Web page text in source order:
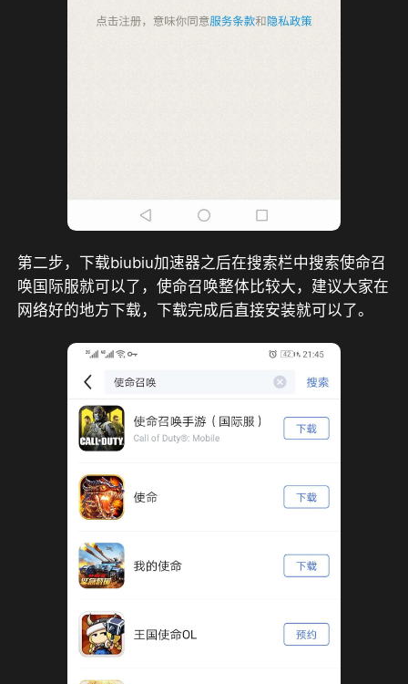
第二步，下载biubiu加速器之后在搜索栏中搜索使命召
唤国际服就可以了，使命召唤整体比较大，建议大家在
网络好的地方下载，下载完成后直接安装就可以了。